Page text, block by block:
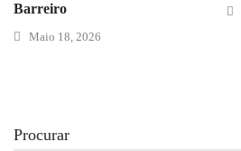
Barreiro
Maio 18, 2026
Procurar